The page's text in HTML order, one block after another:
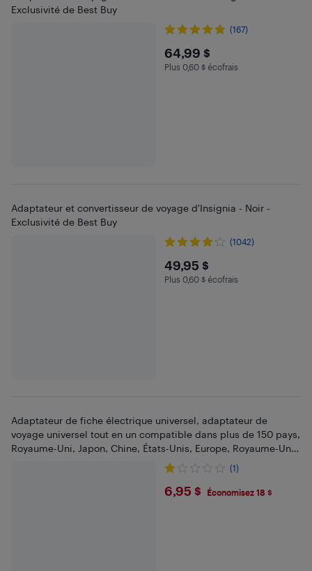
Exclusivité de Best Buy
(167)
$64.99
64,99 $
Plus 0.6 $ en écofrais
Plus 0,60 $ écofrais
Adaptateur et convertisseur de voyage d'Insignia - Noir -
Exclusivité de Best Buy
(1042)
$49.95
49,95 $
Plus 0.6 $ en écofrais
Plus 0,60 $ écofrais
Adaptateur de fiche électrique universel, adaptateur de
voyage universel tout en un compatible dans plus de 150 pays,
Royaume-Uni, Japon, Chine, États-Unis, Europe, Royaume-Uni,
(1)
$6.95
6,95 $ Économisez 18 $